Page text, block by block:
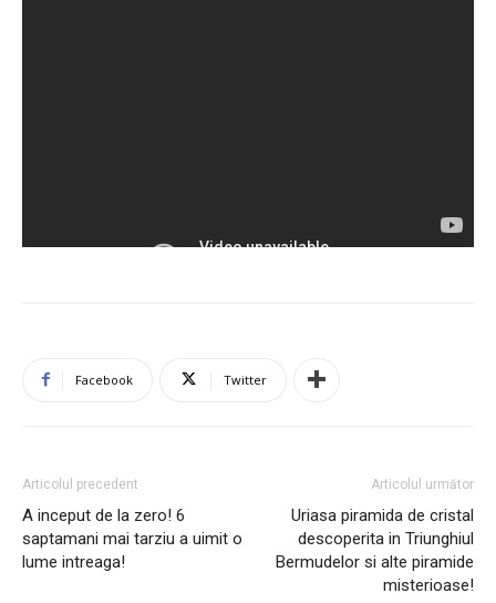
Facebook Twitter
Articolul precedent
A inceput de la zero! 6
saptamani mai tarziu a uimit o
lume intreaga!
Articolul următor
Uriasa piramida de cristal
descoperita in Triunghiul
Bermudelor si alte piramide
misterioase!